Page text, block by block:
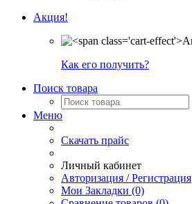
Акция!
Как его получить?
Поиск товара
Меню
Скачать прайс
Личный кабинет
Авторизация / Регистрация
Мои Закладки (0)